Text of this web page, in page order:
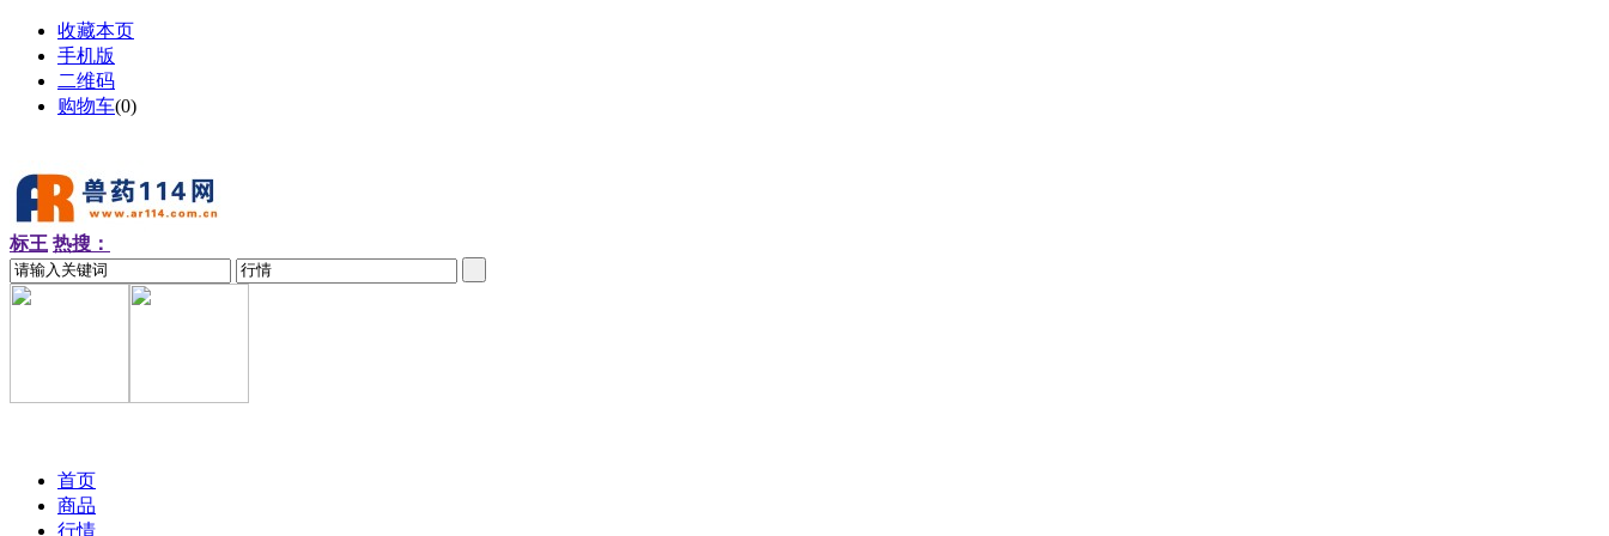
收藏本页
手机版
二维码
购物车(0)
标王 热搜：
首页
商品
行情